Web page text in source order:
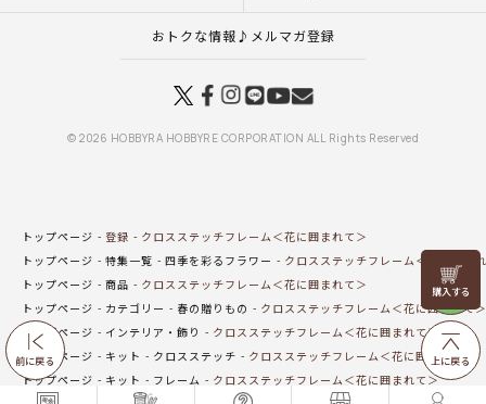
前に戻る
リリヤン
フェア
上に戻る
おトクな情報♪メルマガ登録
© 2026 HOBBYRA HOBBYRE CORPORATION ALL Rights Reserved
トップページ 登録
クロスステッチフレーム＜花に囲まれて＞
トップページ
特集一覧 四季を彩るフラワー
クロスステッチフレーム＜花に囲ま
トップページ
商品
クロスステッチフレーム＜花に囲まれて＞
トップページ
カテゴリー 春の贈りもの
クロスステッチフレーム＜花に囲まれて＞
トップページ
インテリア・飾り
クロスステッチフレーム＜花に囲まれて＞
トップページ
キット クロスステッチ
クロスステッチフレーム＜花に囲まれて＞
トップページ
キット フレーム
クロスステッチフレーム＜花に囲まれて＞